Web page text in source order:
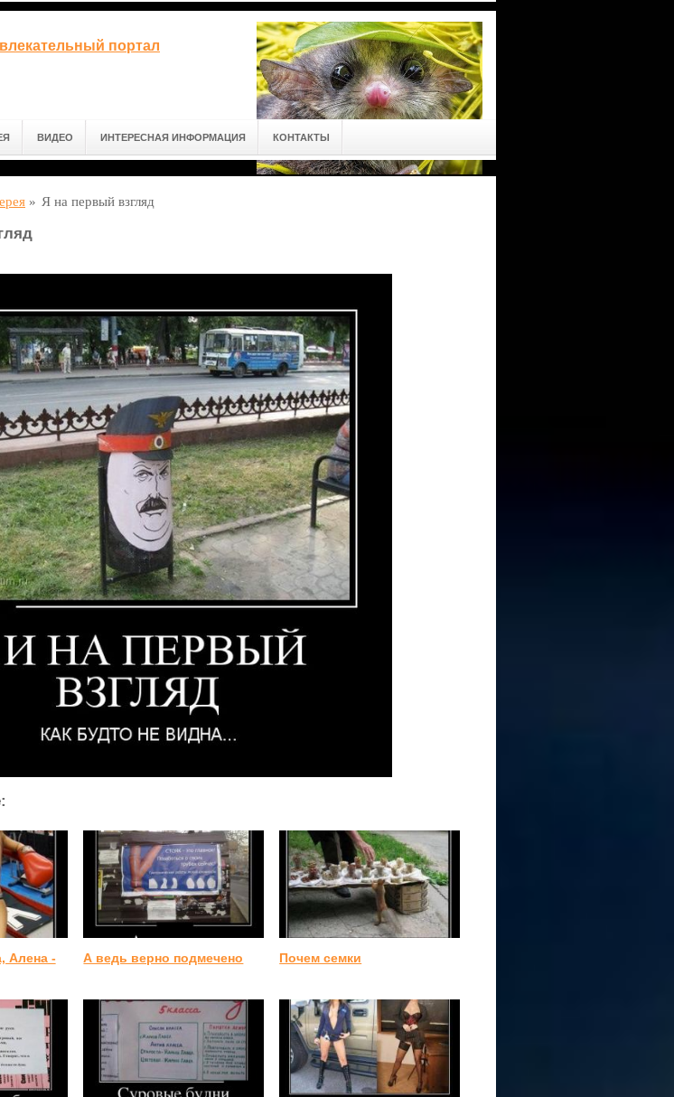
портал
ВИДЕО ИНТЕРЕСНАЯ ИНФОРМАЦИЯ КОНТАКТЫ
» Я на первый взгляд
Алена -
А ведь верно подмечено Почем семки